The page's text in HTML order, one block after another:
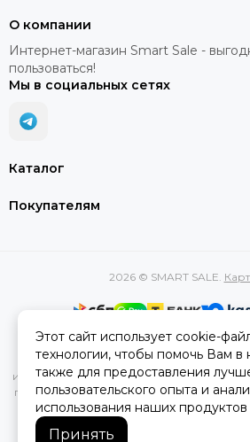
Каталог
Покупателям
О компании
Интернет-магазин Smart Sale -
пользоваться!
Мы в социальных сетях
2026 © SMART SALE.
Вся представленная на сайте
характеристик, стоимости
информационный характер и ни при
публичной офертой, определяемой
Гражданского
Этот сайт использует cookie-
технологии, чтобы помочь Вам в
также для предоставления
пользовательского опыта и
использования наших продуктов
Принять